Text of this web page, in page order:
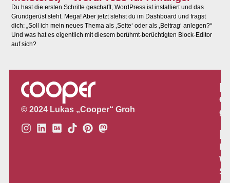
Du hast die ersten Schritte geschafft, WordPress ist installiert und das
Grundgerüst steht. Mega! Aber jetzt stehst du im Dashboard und fragst
dich: „Soll ich mein neues Thema als ‚Seite‘ oder als ‚Beitrag‘ anlegen?“
Und was hat es eigentlich mit diesem berühmt-berüchtigten Block-Editor
auf sich?
© 2024 Lukas „Cooper“ Groh